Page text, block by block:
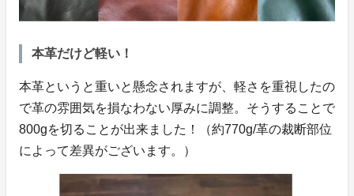
本革だけど軽い！
本革というと重いと懸念されますが、軽さを重視したの
で革の雰囲気を損なわない厚みに調整。そうすることで
800gを切ることが出来ました！（約770g/革の裁断部位
によって差異がございます。）